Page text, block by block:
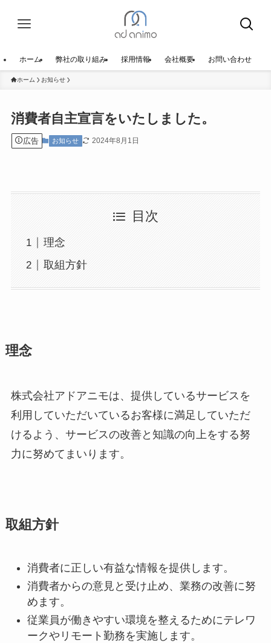
ホーム 弊社の取り組み 採用情報 会社概要 お問い合わせ
ホーム お知らせ
消費者自主宣言をいたしました。
広告 お知らせ 2024年8月1日
目次
理念
取組方針
理念
株式会社アドアニモは、提供しているサービスを
利用していただいているお客様に満足していただ
けるよう、サービスの改善と知識の向上をする努
力に努めてまいります。
取組方針
消費者に正しい有益な情報を提供します。
消費者からの意見と受け止め、業務の改善に努
めます。
従業員が働きやすい環境を整えるためにテレワ
ークやリモート勤務を実施します。